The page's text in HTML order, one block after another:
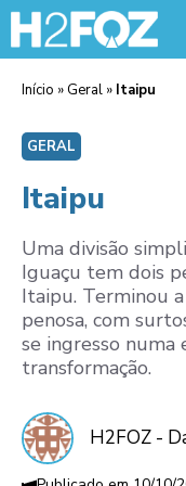
Início » Geral » Itaipu
GERAL
Itaipu
Uma divisão
Iguaçu tem dois
Itaipu. Terminou
penosa, com
se ingresso
transformação.
H2FOZ -